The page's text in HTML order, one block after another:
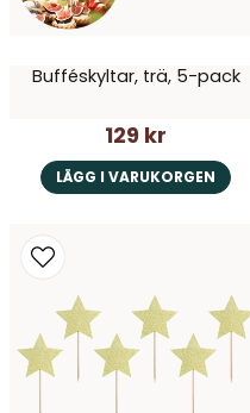
Bufféskyltar, trä, 5-pack
129 kr
LÄGG I VARUKORGEN